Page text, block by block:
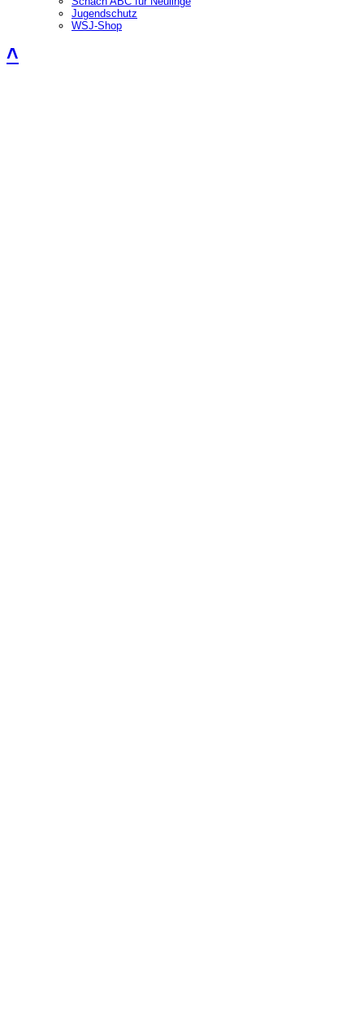
Jugendschutz
WSJ-Shop
˄